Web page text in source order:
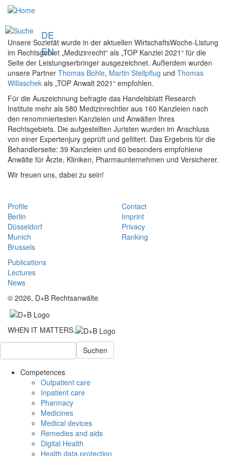
Skip
main
content
DE
EN
Unsere Sozietät wurde in der aktuellen WirtschaftsWoche-Listung
im Rechtsgebiet „Medizinrecht“ als „TOP Kanzlei 2021“ für die
Seite der Leistungserbringer ausgezeichnet. Außerdem wurden
unsere Partner Thomas Bohle, Martin Stellpflug und Thomas
Willaschek als „TOP Anwalt 2021“ empfohlen.
Für die Auszeichnung befragte das Handelsblatt Research
Institute mehr als 580 Medizinrechtler aus 160 Kanzleien nach
den renommiertesten Kanzleien und Anwälten Ihres
Rechtsgebiets. Die aufgestellten Juristen wurden im Anschluss
von einer Expertenjury geprüft und gefiltert. Das Ergebnis für die
Behandlerseite: 39 Kanzleien und 60 besonders empfohlene
Anwälte für Ärzte, Kliniken, Pharmaunternehmen und Versicherer.
Wir freuen uns, dabei zu sein!
Profile
Berlin
Düsseldorf
Munich
Brussels
Contact
Imprint
Privacy
Ranking
Publications
Lectures
News
© 2026, D+B Rechtsanwälte
WHEN IT MATTERS.
Suchen
Competences
Outpatient care
Inpatient care
Pharmacy
Medicines
Medical devices
Remedies and aids
Digital Health
Health data protection